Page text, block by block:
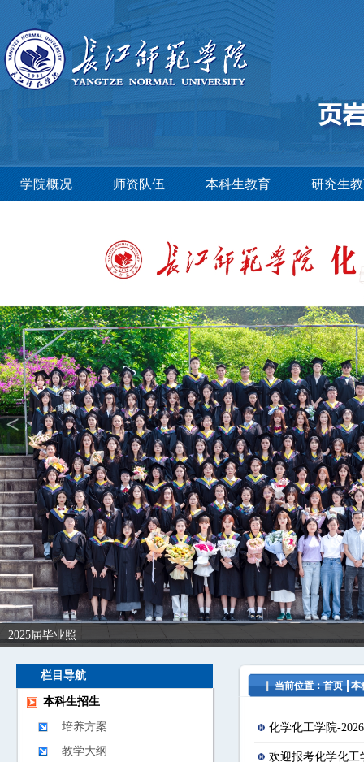
学院概况 师资队伍 本科生教育 研究生
2025届毕业照
<
栏目导航
本科生招生
培养方案
教学大纲
当前位置：首页 本
化学化工学院-
欢迎报考化学化工